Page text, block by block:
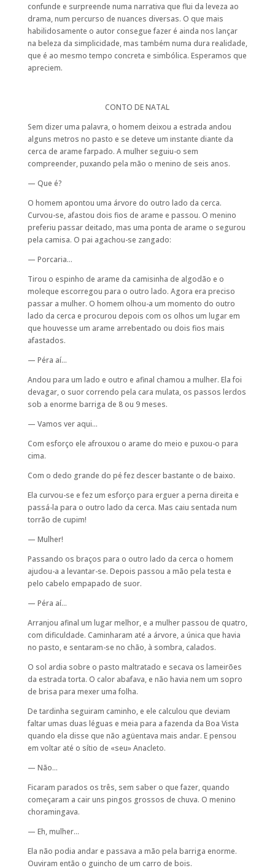
confunde e surpreende numa narrativa que flui da leveza ao
drama, num percurso de nuances diversas. O que mais
habilidosamente o autor consegue fazer é ainda nos lançar
na beleza da simplicidade, mas também numa dura realidade,
que é ao mesmo tempo concreta e simbólica. Esperamos que
apreciem.
CONTO DE NATAL
Sem dizer uma palavra, o homem deixou a estrada andou
alguns metros no pasto e se deteve um instante diante da
cerca de arame farpado. A mulher seguiu-o sem
compreender, puxando pela mão o menino de seis anos.
— Que é?
O homem apontou uma árvore do outro lado da cerca.
Curvou-se, afastou dois fios de arame e passou. O menino
preferiu passar deitado, mas uma ponta de arame o segurou
pela camisa. O pai agachou-se zangado:
— Porcaria…
Tirou o espinho de arame da camisinha de algodão e o
moleque escorregou para o outro lado. Agora era preciso
passar a mulher. O homem olhou-a um momento do outro
lado da cerca e procurou depois com os olhos um lugar em
que houvesse um arame arrebentado ou dois fios mais
afastados.
— Péra aí…
Andou para um lado e outro e afinal chamou a mulher. Ela foi
devagar, o suor correndo pela cara mulata, os passos lerdos
sob a enorme barriga de 8 ou 9 meses.
— Vamos ver aqui…
Com esforço ele afrouxou o arame do meio e puxou-o para
cima.
Com o dedo grande do pé fez descer bastante o de baixo.
Ela curvou-se e fez um esforço para erguer a perna direita e
passá-la para o outro lado da cerca. Mas caiu sentada num
torrão de cupim!
— Mulher!
Passando os braços para o outro lado da cerca o homem
ajudou-a a levantar-se. Depois passou a mão pela testa e
pelo cabelo empapado de suor.
— Péra aí…
Arranjou afinal um lugar melhor, e a mulher passou de quatro,
com dificuldade. Caminharam até a árvore, a única que havia
no pasto, e sentaram-se no chão, à sombra, calados.
O sol ardia sobre o pasto maltratado e secava os lameirões
da estrada torta. O calor abafava, e não havia nem um sopro
de brisa para mexer uma folha.
De tardinha seguiram caminho, e ele calculou que deviam
faltar umas duas léguas e meia para a fazenda da Boa Vista
quando ela disse que não agüentava mais andar. E pensou
em voltar até o sítio de «seu» Anacleto.
— Não…
Ficaram parados os três, sem saber o que fazer, quando
começaram a cair uns pingos grossos de chuva. O menino
choramingava.
— Eh, mulher…
Ela não podia andar e passava a mão pela barriga enorme.
Ouviram então o guincho de um carro de bois.